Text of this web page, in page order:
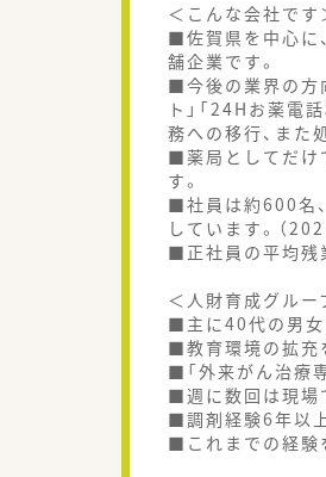
＜こんな会社です
■佐賀県を中心に
舗企業です。
■今後の業界の方
ト」「24Hお薬電
務への移行、また
■薬局としてだけ
す。
■社員は約600名
しています。（
■正社員の平均残
＜人財育成グルー
■主に40代の男女
■教育環境の拡充
■「外来がん治療
■週に数回は現場
■調剤経験6年以
■これまでの経験